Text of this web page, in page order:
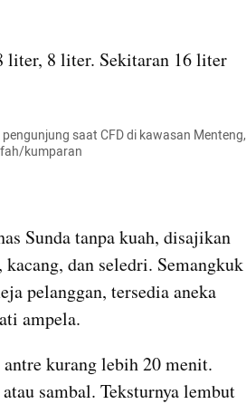
liter, 8 liter. Sekitaran 16 liter
saat CFD di kawasan Menteng,
kumparan
Sunda tanpa kuah, disajikan
dan seledri. Semangkuk
pelanggan, tersedia aneka
ampela.
kurang lebih 20 menit.
sambal. Teksturnya lembut